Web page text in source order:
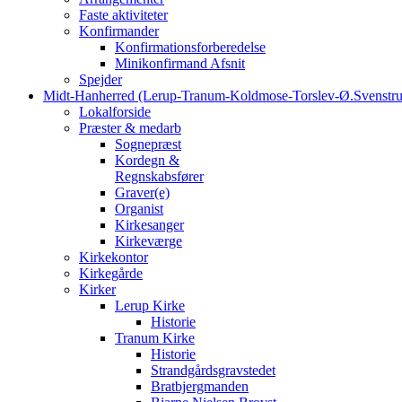
Faste aktiviteter
Konfirmander
Konfirmationsforberedelse
Minikonfirmand Afsnit
Spejder
Midt-Hanherred (Lerup-Tranum-Koldmose-Torslev-
Lokalforside
Præster & medarb
Sognepræst
Kordegn &
Regnskabsfører
Graver(e)
Organist
Kirkesanger
Kirkeværge
Kirkekontor
Kirkegårde
Kirker
Lerup Kirke
Historie
Tranum Kirke
Historie
Strandgårdsgravstedet
Bratbjergmanden